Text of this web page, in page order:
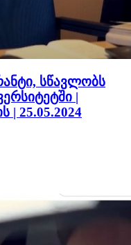
სწავლობს
|
| 25.05.2024